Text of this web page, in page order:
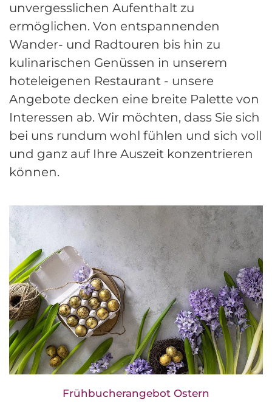
unvergesslichen Aufenthalt zu
ermöglichen. Von entspannenden
Wander- und Radtouren bis hin zu
kulinarischen Genüssen in unserem
hoteleigenen Restaurant - unsere
Angebote decken eine breite Palette von
Interessen ab. Wir möchten, dass Sie sich
bei uns rundum wohl fühlen und sich voll
und ganz auf Ihre Auszeit konzentrieren
können.
Frühbucherangebot Ostern